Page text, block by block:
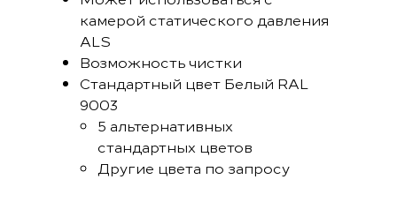
камерой статического давления
ALS
Возможность чистки
Стандартный цвет Белый RAL
9003
5 альтернативных
стандартных цветов
Другие цвета по запросу